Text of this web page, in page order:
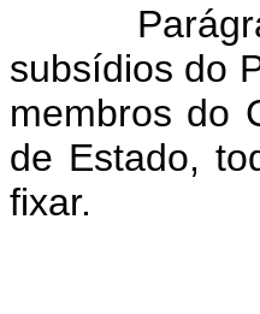
Parágrafo
subsídios do
membros do
de Estado,
fixar.